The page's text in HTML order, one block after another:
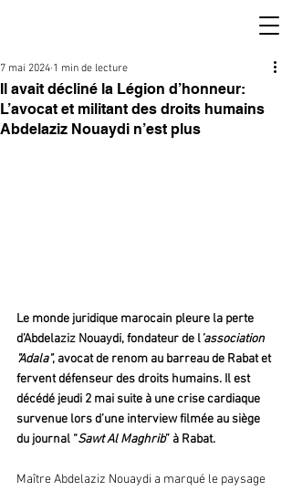
Il avait décliné la Légion d’honneur:
L’avocat et militant des droits humains
Abdelaziz Nouaydi n’est plus
7 mai 2024 1 min de lecture
Le monde juridique marocain pleure la perte
d’Abdelaziz Nouaydi, fondateur de l’association
"Adala", avocat de renom au barreau de Rabat et
fervent défenseur des droits humains. Il est
décédé jeudi 2 mai suite à une crise cardiaque
survenue lors d’une interview filmée au siège
du journal “Sawt Al Maghrib” à Rabat.
Maître Abdelaziz Nouaydi a marqué le paysage